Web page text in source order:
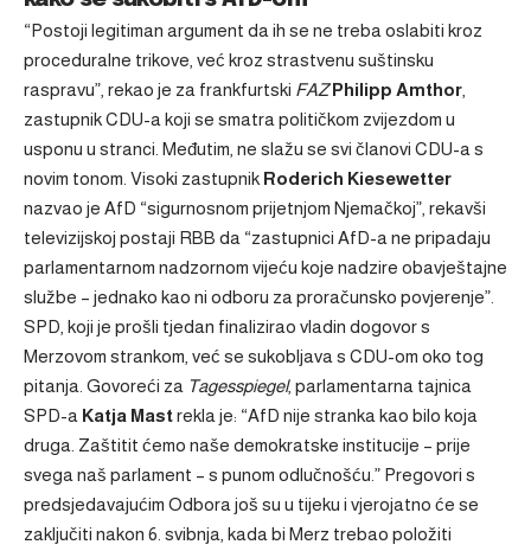
“Postoji legitiman argument da ih se ne treba oslabiti kroz
proceduralne trikove, već kroz strastvenu suštinsku
raspravu”, rekao je za frankfurtski FAZ Philipp Amthor
zastupnik CDU-a koji se smatra političkom zvijezdom u
usponu u stranci. Međutim, ne slažu se svi članovi CDU-a s
novim tonom. Visoki zastupnik Roderich Kiesewetter
nazvao je AfD “sigurnosnom prijetnjom Njemačkoj”, rekavši
televizijskoj postaji RBB da “zastupnici AfD-a ne pripadaju
parlamentarnom nadzornom vijeću koje nadzire obavještajne
službe – jednako kao ni odboru za proračunsko povjerenje”.
SPD, koji je prošli tjedan finalizirao vladin dogovor s
Merzovom strankom, već se sukobljava s CDU-om oko tog
pitanja. Govoreći za Tagesspiegel, parlamentarna tajnica
SPD-a Katja Mastrekla je: “AfD nije stranka kao bilo koja
druga. Zaštitit ćemo naše demokratske institucije – prije
svega naš parlament – s punom odlučnošću.” Pregovori s
predsjedavajućim Odbora još su u tijeku i vjerojatno će se
zaključiti nakon 6. svibnja, kada bi Merz trebao položiti